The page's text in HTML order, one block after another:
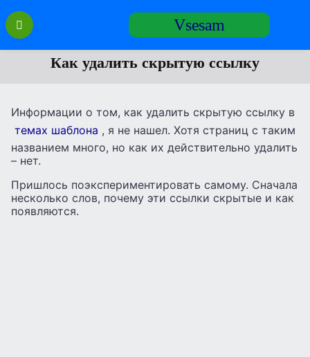
Перейти
содержанию
Vsesam
Как удалить скрытую ссылку
Информации о том, как удалить скрытую ссылку в
темах шаблона , я не нашел. Хотя страниц с таким
названием много, но как их действительно удалить
– нет.
Пришлось поэкспериментировать самому. Сначала
несколько слов, почему эти ссылки скрытые и как
появляются.